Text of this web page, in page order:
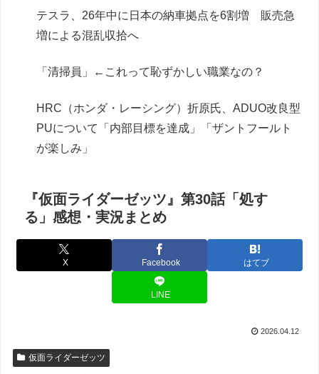
テスラ、26年中に日本の納車拠点を6割増 販売急
増による混乱収拾へ
「清掃員」←これって恥ずかしい職業なの？
HRC（ホンダ・レーシング）折原氏、ADUO改良型
PUについて「内部目標を達成」「ザントフールト
が楽しみ」
『仮面ライダーゼッツ』第30話「処す
る」感想・実況まとめ
X Facebook はてブ
LINE
2026.04.12
仮面ライダーゼッツ